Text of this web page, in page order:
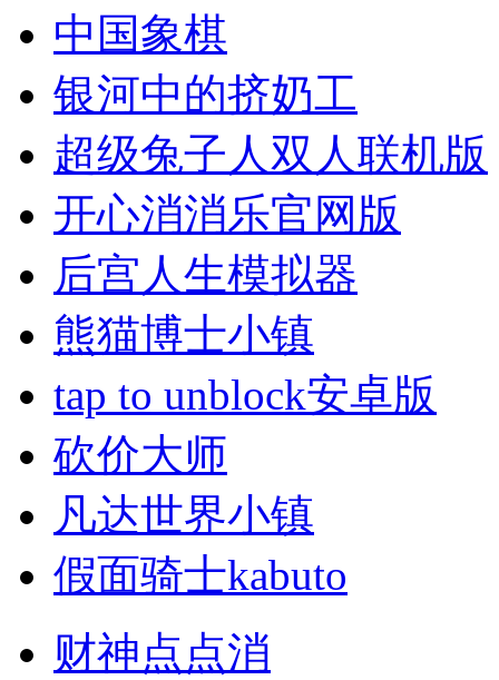
中国象棋
银河中的挤奶工
超级兔子人双人联机版
开心消消乐官网版
后宫人生模拟器
熊猫博士小镇
tap to unblock安卓版
砍价大师
凡达世界小镇
假面骑士kabuto
财神点点消